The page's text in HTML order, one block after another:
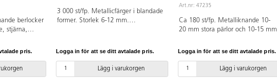
berlocker
stjärna,
hjärtan. Ca
pris.
3 000 st/fp. Metallicfärger i blandade
former. Storlek 6-12 mm.
Logga in för att se ditt avtalade pris.
Lägg i varukorgen
Art.nr: 47235
Ca 180 st/fp. Metalliknande 10-
20 mm stora pärlor och 10-15 mm
storlekar. Mycket dekorativa i
Håldiameter 2 mm. Av
polystyrenplast.
Logga in för att se ditt avtalade pris.
Lägg i varukorgen